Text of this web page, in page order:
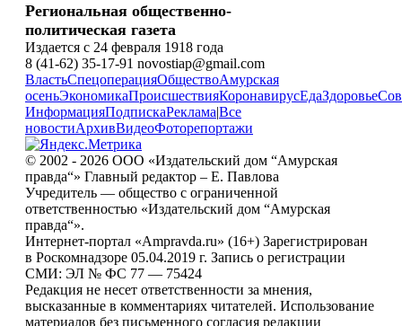
Региональная общественно-
политическая газета
Издается с 24 февраля 1918 года
8 (41-62) 35-17-91 novostiap@gmail.com
ВластьСпецоперацияОбществоАмурская
осеньЭкономикаПроисшествияКоронавирусЕдаЗдоровье
ИнформацияПодпискаРеклама|Все
новостиАрхивВидеоФоторепортажи
© 2002 - 2026 ООО «Издательский дом “Амурская
правда“» Главный редактор – Е. Павлова
Учредитель — общество с ограниченной
ответственностью «Издательский дом “Амурская
правда“».
Интернет-портал «Ampravda.ru» (16+) Зарегистрирован
в Роскомнадзоре 05.04.2019 г. Запись о регистрации
СМИ: ЭЛ № ФС 77 — 75424
Редакция не несет ответственности за мнения,
высказанные в комментариях читателей. Использование
материалов без письменного согласия редакции